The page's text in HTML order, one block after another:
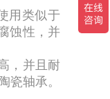
用类似于
蚀性，并
，并且耐
瓷轴承。